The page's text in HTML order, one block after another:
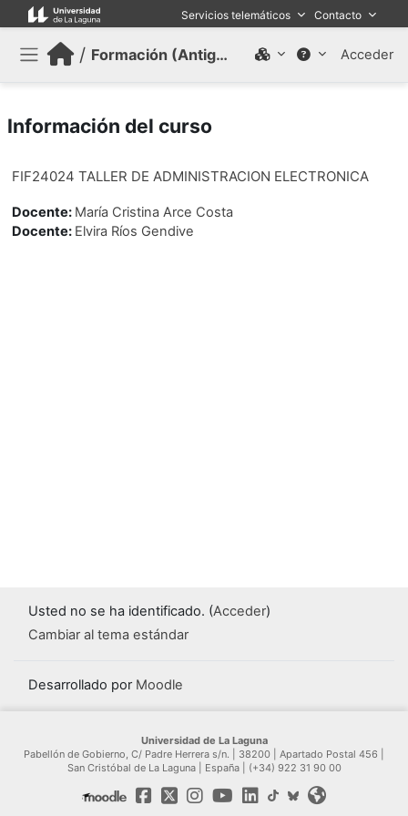
Salta al contenido principal Servicios telemáticos Contacto
/ Formación (Antiguo) Acceder
Información del curso
FIF24024 TALLER DE ADMINISTRACION ELECTRONICA
Docente: María Cristina Arce Costa
Docente: Elvira Ríos Gendive
Usted no se ha identificado. (Acceder)
Cambiar al tema estándar
Desarrollado por Moodle
Universidad de La Laguna
Pabellón de Gobierno, C/ Padre Herrera s/n. | 38200 | Apartado Postal 456 |
San Cristóbal de La Laguna | España | (+34) 922 31 90 00